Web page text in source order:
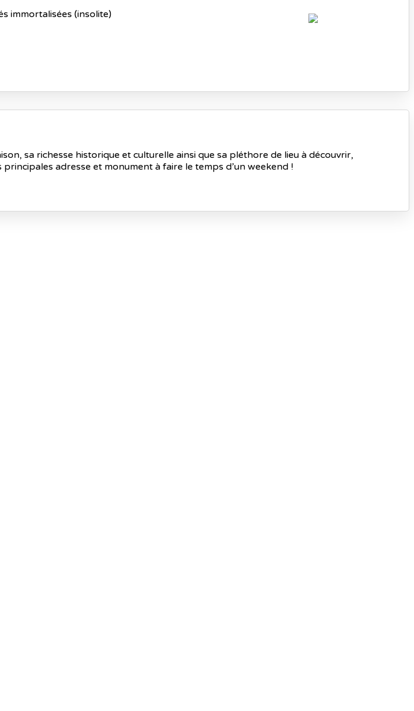
immortalisées (insolite)
sa richesse historique et culturelle ainsi que sa pléthore de lieu à découvrir,
adresse et monument à faire le temps d’un weekend !